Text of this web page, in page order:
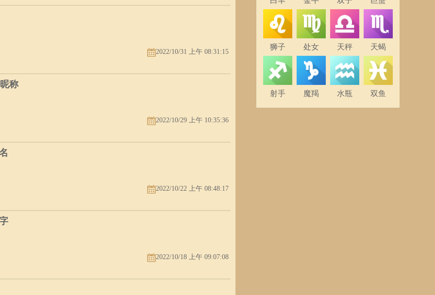
2022/10/31 上午 08:31:15
称
2022/10/29 上午 10:35:36
2022/10/22 上午 08:48:17
2022/10/18 上午 09:07:08
狮子 处女 天秤 天蝎
射手 魔羯 水瓶 双鱼